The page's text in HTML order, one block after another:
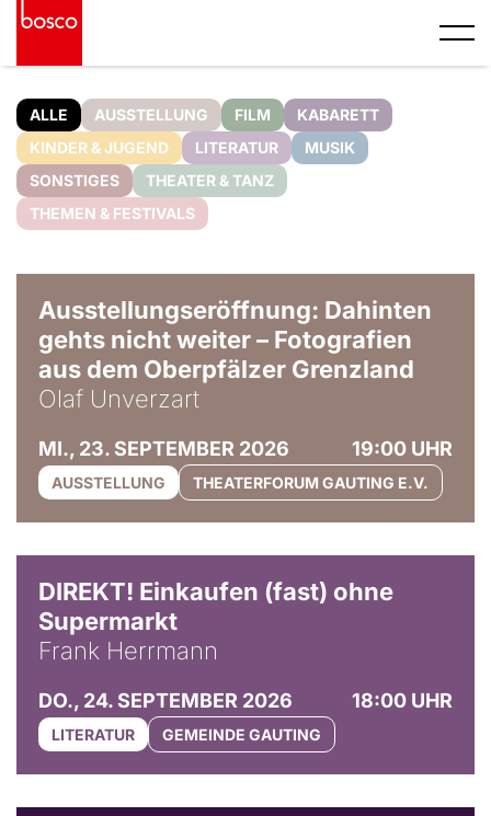
ALLE AUSSTELLUNG FILM
KABARETT
KINDER & JUGEND
LITERATUR
MUSIK
SONSTIGES
THEATER & TANZ
THEMEN & FESTIVALS
Ausstellungseröffnung: Dahinten
gehts nicht weiter – Fotografien
aus dem Oberpfälzer Grenzland
Olaf Unverzart
MI., 23. SEPTEMBER 2026 19:00 UHR
AUSSTELLUNG THEATERFORUM GAUTING E.V.
DIREKT! Einkaufen (fast) ohne
Supermarkt
Frank Herrmann
DO., 24. SEPTEMBER 2026 18:00 UHR
LITERATUR GEMEINDE GAUTING